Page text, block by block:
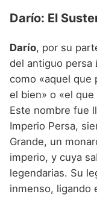
Darío: El
Darío, por su
del antiguo persa
como «aquel que
el bien» o «el
Este nombre fue
Imperio Persa,
Grande, un
imperio, y cuya
legendarias. Su
inmenso, ligando